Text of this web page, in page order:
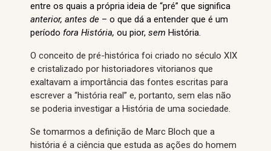
entre os quais a própria ideia de “pré” que significa
anterior, antes de – o que dá a entender que é um
período fora História, ou pior, sem História.
O conceito de pré-histórica foi criado no século XIX
e cristalizado por historiadores vitorianos que
exaltavam a importância das fontes escritas para
escrever a “história real” e, portanto, sem elas não
se poderia investigar a História de uma sociedade.
Se tomarmos a definição de Marc Bloch que a
história é a ciência que estuda as ações do homem